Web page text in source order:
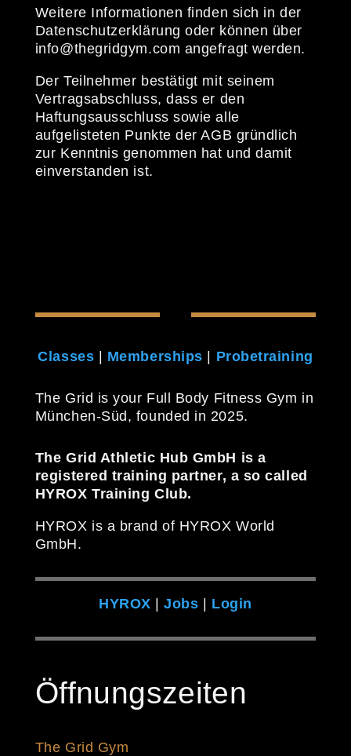
Weitere Informationen finden sich in der
Datenschutzerklärung oder können über
info@thegridgym.com angefragt werden.
Der Teilnehmer bestätigt mit seinem
Vertragsabschluss, dass er den
Haftungsausschluss sowie alle
aufgelisteten Punkte der AGB gründlich
zur Kenntnis genommen hat und damit
einverstanden ist.
Classes | Memberships | Probetraining
The Grid is your Full Body Fitness Gym in
München-Süd, founded in 2025.
The Grid Athletic Hub GmbH is a
registered training partner, a so called
HYROX Training Club.
HYROX is a brand of HYROX World
GmbH.
HYROX |Jobs | Login
Öffnungszeiten
The Grid Gym